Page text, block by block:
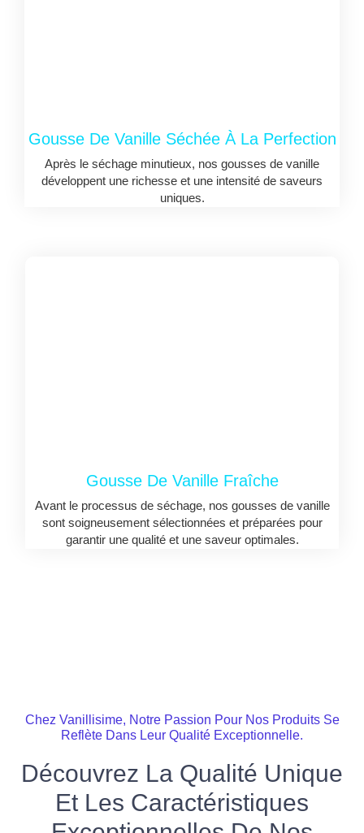
Gousse De Vanille Fraîche
Avant le processus de séchage, nos gousses de vanille
sont soigneusement sélectionnées et préparées pour
garantir une qualité et une saveur optimales.
Gousse De Vanille Séchée À La Perfection
Après le séchage minutieux, nos gousses de vanille
développent une richesse et une intensité de saveurs
uniques.
Chez Vanillisime, Notre Passion Pour Nos Produits Se
Reflète Dans Leur Qualité Exceptionnelle.
Découvrez La Qualité Unique
Et Les Caractéristiques